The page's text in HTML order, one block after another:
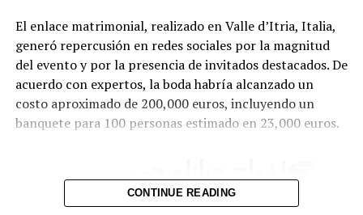
El enlace matrimonial, realizado en Valle d’Itria, Italia,
generó repercusión en redes sociales por la magnitud
del evento y por la presencia de invitados destacados. De
acuerdo con expertos, la boda habría alcanzado un
costo aproximado de 200,000 euros, incluyendo un
banquete para 100 personas estimado en 23,000 euros.
دوناروما.CONTINUE READING